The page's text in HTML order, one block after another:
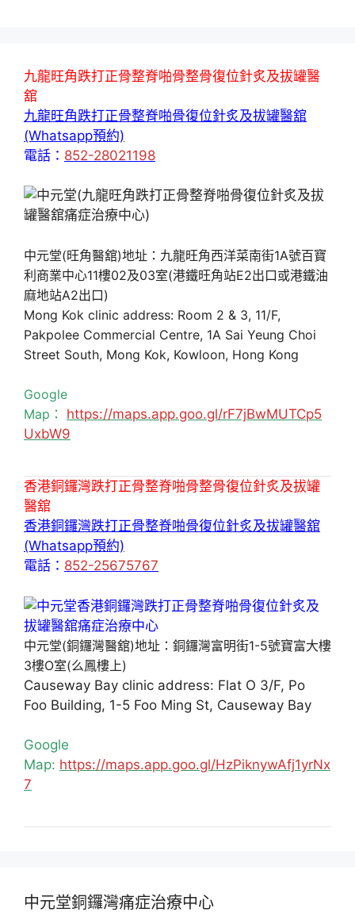
九龍旺角跌打正骨整脊啪骨整骨復位針炙及拔罐醫
舘
九龍旺角跌打正骨整脊啪骨復位針炙及拔罐醫舘
(Whatsapp預約)
電話： 852-28021198
中元堂(旺角醫舘)地址：九龍旺角西洋菜南街1A號百寶
利商業中心11樓02及03室(港鐵旺角站E2出口或港鐵油
麻地站A2出口)
Mong Kok clinic address: Room 2 & 3, 11/F,
Pakpolee Commercial Centre, 1A Sai Yeung Choi
Street South, Mong Kok, Kowloon, Hong Kong
Google
Map： https://maps.app.goo.gl/rF7jBwMUTCp5
UxbW9
香港銅鑼灣跌打正骨整脊啪骨整骨復位針炙及拔罐
醫舘
香港銅鑼灣跌打正骨整脊啪骨復位針炙及拔罐醫舘
(Whatsapp預約)
電話： 852-25675767
中元堂(銅鑼灣醫舘)地址：銅鑼灣富明街1-5號寶富大樓
3樓O室(么鳳樓上)
Causeway Bay clinic address: Flat O 3/F, Po
Foo Building, 1-5 Foo Ming St, Causeway Bay
Google
Map: https://maps.app.goo.gl/HzPiknywAfj1yrNx
7
中元堂銅鑼灣痛症治療中心